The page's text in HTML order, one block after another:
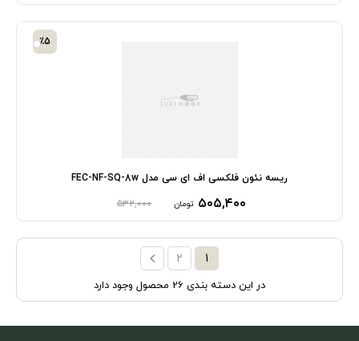
ریسه نئون فلکسی اف ای سی مدل FEC-NF-SQ-8w
۵۰۵,۴۰۰ تومان ۵۳۲,۰۰۰
٪5
1
2
در این دسته بندی 26 محصول وجود دارد